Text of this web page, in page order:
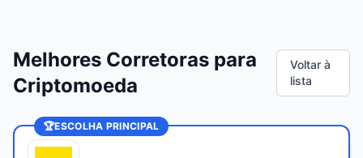
Melhores Corretoras para
Criptomoeda
Voltar à
lista
🏆ESCOLHA PRINCIPAL